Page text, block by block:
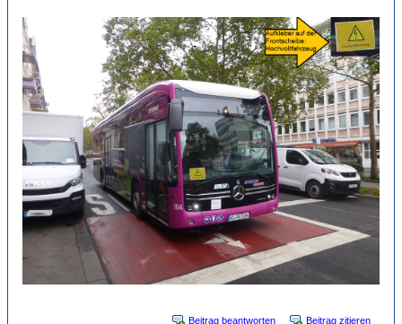
Beitrag beantworten Beitrag zitieren